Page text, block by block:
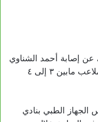
عن إصابة أحمد الشناوي
حارس مرمى الفريق وغيابه عن الملاعب مابين ٣ إلى ٤
الجهاز الطبي بنادي